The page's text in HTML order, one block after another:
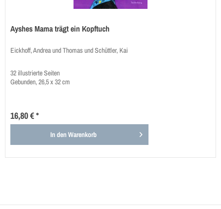
Ayshes Mama trägt ein Kopftuch
Eickhoff, Andrea und Thomas und Schüttler, Kai
32 illustrierte Seiten
Gebunden, 26,5 x 32 cm
16,80 € *
In denWarenkorb